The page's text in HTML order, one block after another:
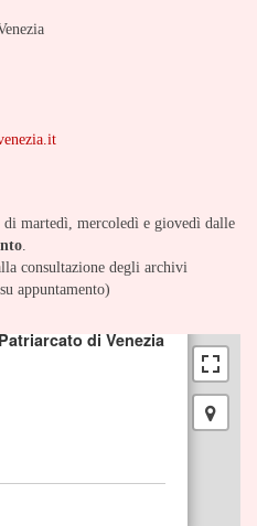
martedì, mercoledì e giovedì dalle
.
consultazione degli archivi
appuntamento)
di Venezia